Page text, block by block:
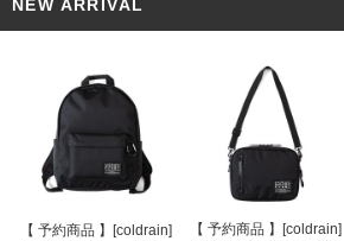
NEW ARRIVAL
【 予約商品 】[coldrain]
【 予約商品 】[coldrain]